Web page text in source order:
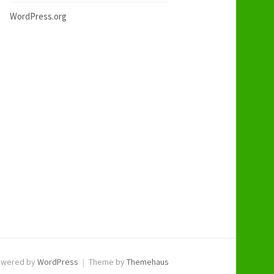
WordPress.org
by WordPress | Theme by Themehaus